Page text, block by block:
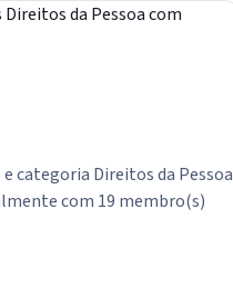
da Pessoa com
categoria Direitos da Pessoa
com 19 membro(s)